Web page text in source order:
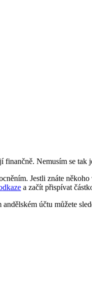
Nemusím se tak
Jestli znáte
a začít přispívat
účtu můžete